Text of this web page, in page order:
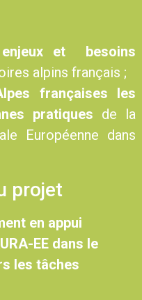
et besoins
alpins français ;
françaises les
pratiques de la
Européenne dans
projet
en appui
EE dans le
les tâches